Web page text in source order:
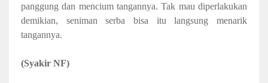
panggung dan mencium tangannya. Tak mau diperlakukan
demikian, seniman serba bisa itu langsung menarik
tangannya.
(Syakir NF)